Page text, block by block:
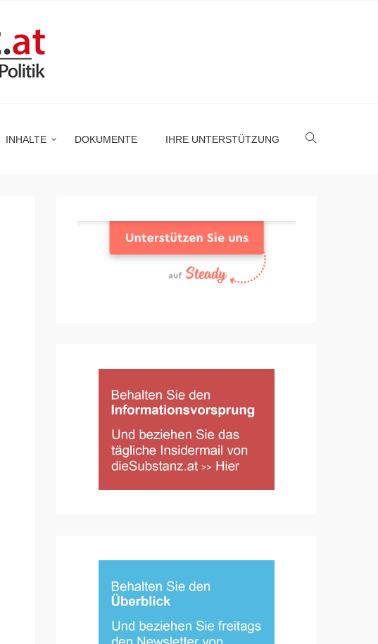
INHALTE DOKUMENTE IHRE UNTERSTÜTZUNG